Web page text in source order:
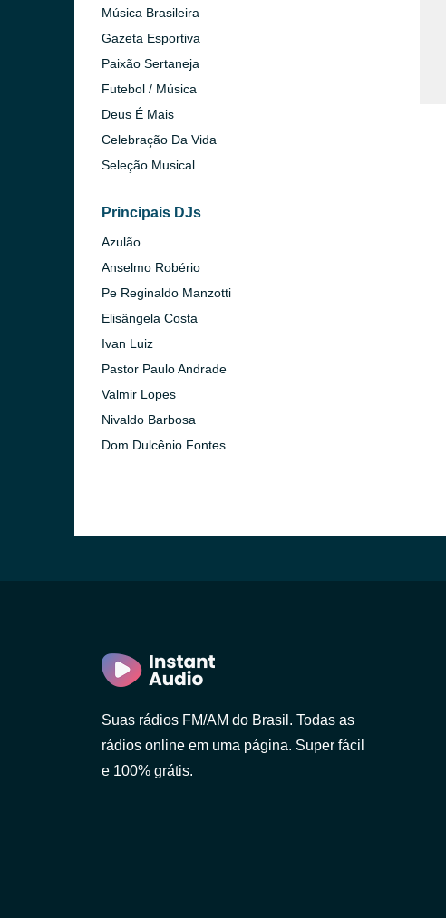
Música Brasileira
Gazeta Esportiva
Paixão Sertaneja
Futebol / Música
Deus É Mais
Celebração Da Vida
Seleção Musical
Principais DJs
Azulão
Anselmo Robério
Pe Reginaldo Manzotti
Elisângela Costa
Ivan Luiz
Pastor Paulo Andrade
Valmir Lopes
Nivaldo Barbosa
Dom Dulcênio Fontes
Suas rádios FM/AM do Brasil. Todas as
rádios online em uma página. Super fácil
e 100% grátis.